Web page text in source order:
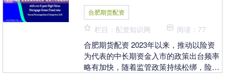
合肥期货配资
栏目：配资知识网 阅读：77
合肥期货配资 2023年以来，推动以险资
为代表的中长期资金入市的政策出台频率
略有加快，随着监管政策持续松绑，险资